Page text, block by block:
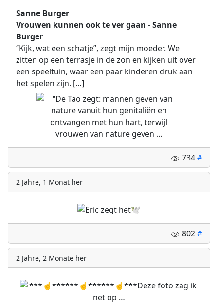
Sanne Burger
Vrouwen kunnen ook te ver gaan - Sanne
Burger
“Kijk, wat een schatje”, zegt mijn moeder. We
zitten op een terrasje in de zon en kijken uit over
een speeltuin, waar een paar kinderen druk aan
het spelen zijn. […]
734#
2 Jahre, 1 Monat her
802#
2 Jahre, 2 Monate her